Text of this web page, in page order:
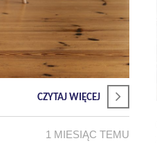
CZYTAJ WIĘCEJ
1 MIESIĄC TEMU